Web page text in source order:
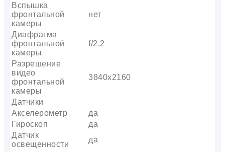
Вспышка
фронтальной
камеры
нет
Диафрагма
фронтальной
камеры
f/2.2
Разрешение
видео
фронтальной
камеры
3840х2160
Датчики
Акселерометр
да
Гироскоп
да
Датчик
освещенности
да